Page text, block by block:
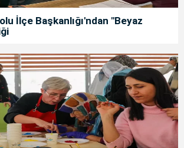
İlçe Başkanlığı'ndan "Beyaz